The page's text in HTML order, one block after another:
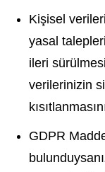
Kişisel
yasal
ileri
verilerinizin
GDPR